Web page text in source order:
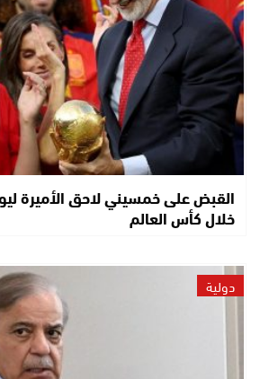
القبض على خمسيني لاحق الأميرة
خلال كأس العالم
دولية